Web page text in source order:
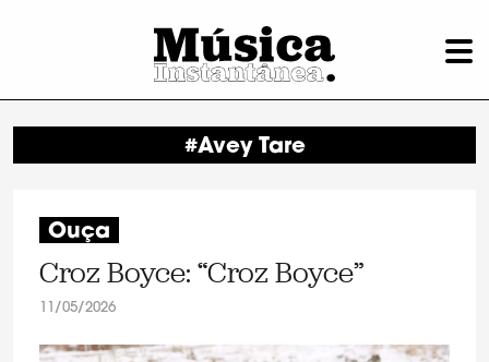
#Avey Tare
Ouça
Croz Boyce: “Croz Boyce”
11/05/2026